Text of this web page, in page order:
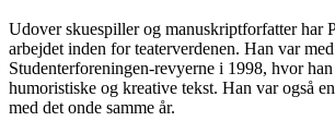
Udover skuespiller og manuskriptforfatter har
arbejdet inden for teaterverdenen. Han var
Studenterforeningen-revyerne i 1998, hvor
humoristiske og kreative tekst. Han var også
med det onde samme år.